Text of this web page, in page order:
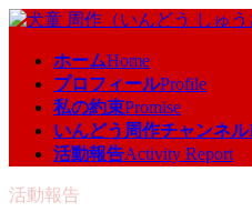
コ
ッ
ナ
移
ホームHome
プロフィールProfile
私の約束Promise
いんどう周作チャンネル
活動報告Activity Report
活動報告